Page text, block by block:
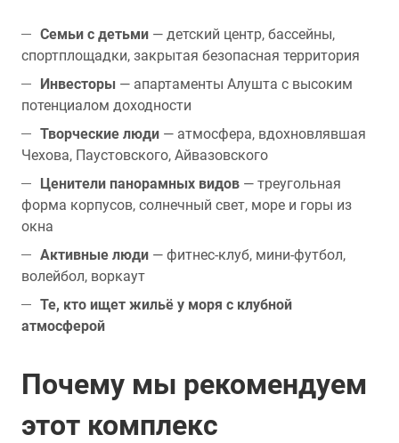
Семьи с детьми — детский центр, бассейны,
спортплощадки, закрытая безопасная территория
Инвесторы — апартаменты Алушта с высоким
потенциалом доходности
Творческие люди — атмосфера, вдохновлявшая
Чехова, Паустовского, Айвазовского
Ценители панорамных видов — треугольная
форма корпусов, солнечный свет, море и горы из
окна
Активные люди — фитнес-клуб, мини-футбол,
волейбол, воркаут
Те, кто ищет жильё у моря с клубной
атмосферой
Почему мы рекомендуем
этот комплекс